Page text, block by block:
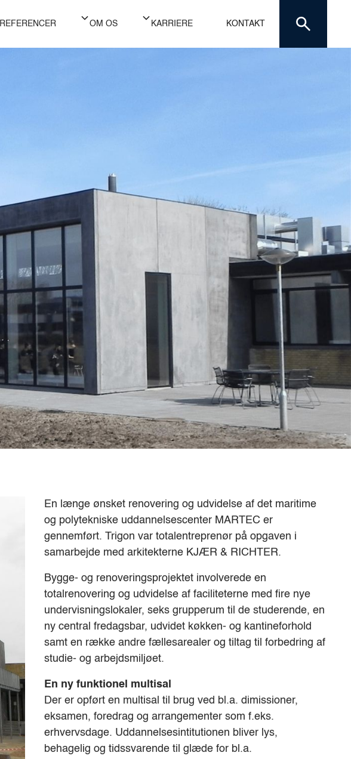
REFERENCER OM OS KARRIERE KONTAKT
En længe ønsket renovering og udvidelse af det maritime
og polytekniske uddannelsescenter MARTEC er
gennemført. Trigon var totalentreprenør på opgaven i
samarbejde med arkitekterne KJÆR & RICHTER.
Bygge- og renoveringsprojektet involverede en
totalrenovering og udvidelse af faciliteterne med fire nye
undervisningslokaler, seks grupperum til de studerende, en
ny central fredagsbar, udvidet køkken- og kantineforhold
samt en række andre fællesarealer og tiltag til forbedring af
studie- og arbejdsmiljøet.
En ny funktionel multisal
Der er opført en multisal til brug ved bl.a. dimissioner,
eksamen, foredrag og arrangementer som f.eks.
erhvervsdage. Uddannelsesintitutionen bliver lys,
behagelig og tidssvarende til glæde for bl.a.